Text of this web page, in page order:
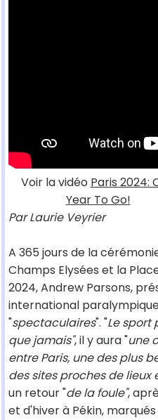
Voir la vidéo Paris 2024:
Year To Go!
Par Laurie Veyrier
A 365 jours de la
Champs Elysées et la
2024, Andrew Parsons,
international
"spectaculaires". "Le sport
que jamais", il y aura "une
entre Paris, une des plus
des sites proches de
un retour "de la foule",
et d'hiver à Pékin,